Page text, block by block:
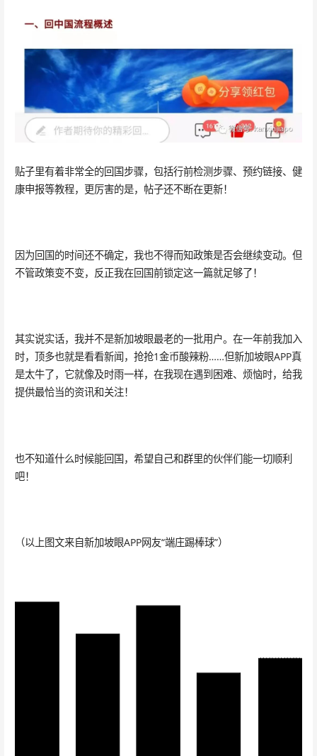
贴子里有着非常全的回国步骤，包括行前检测步骤、预约链接、健
康申报等教程，更厉害的是，帖子还不断在更新！
因为回国的时间还不确定，我也不得而知政策是否会继续变动。但
不管政策变不变，反正我在回国前锁定这一篇就足够了！
其实说实话，我并不是新加坡眼最老的一批用户。在一年前我加入
时，顶多也就是看看新闻，抢抢1金币酸辣粉……但新加坡眼APP真
是太牛了，它就像及时雨一样，在我现在遇到困难、烦恼时，给我
提供最恰当的资讯和关注！
也不知道什么时候能回国，希望自己和群里的伙伴们能一切顺利
吧！
（以上图文来自新加坡眼APP网友“端庄踢棒球”）